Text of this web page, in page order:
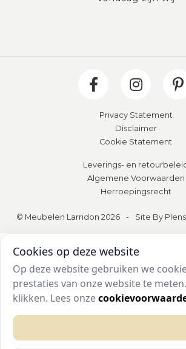
Privacy Statement
Disclaimer
Cookie Statement
Leverings- en
Algemene Voorwaarden
Herroepingsrecht
© Meubelen Larridon 2026 - Site By
Cookies op deze website
Op deze website gebruiken we
prestaties van onze website te
klikken. Lees onze